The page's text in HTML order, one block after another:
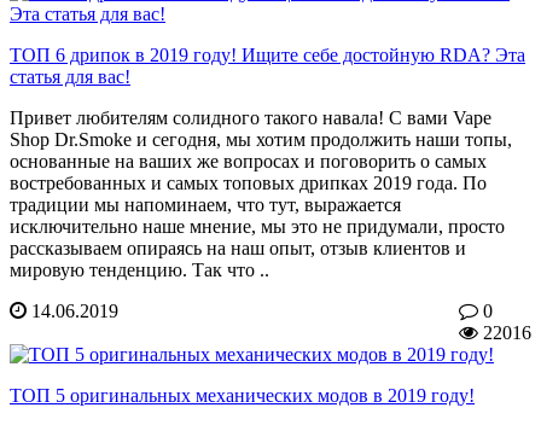
ТОП 6 дрипок в 2019 году! Ищите себе достойную RDA? Эта
статья для вас!
Привет любителям солидного такого навала! С вами Vape
Shop Dr.Smoke и сегодня, мы хотим продолжить наши топы,
основанные на ваших же вопросах и поговорить о самых
востребованных и самых топовых дрипках 2019 года. По
традиции мы напоминаем, что тут, выражается
исключительно наше мнение, мы это не придумали, просто
рассказываем опираясь на наш опыт, отзыв клиентов и
мировую тенденцию. Так что ..
14.06.2019
0
22016
ТОП 5 оригинальных механических модов в 2019 году!